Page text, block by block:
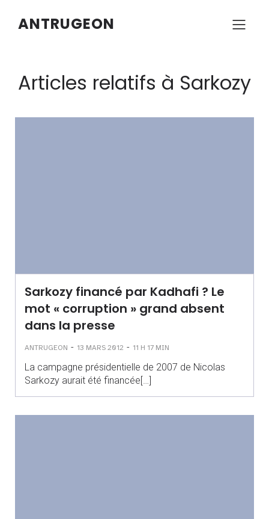
ANTRUGEON
Articles relatifs à Sarkozy
Sarkozy financé par Kadhafi ? Le
mot « corruption » grand absent
dans la presse
ANTRUGEON - 13 MARS 2012 - 11 H 17 MIN
La campagne présidentielle de 2007 de Nicolas
Sarkozy aurait été financée[…]